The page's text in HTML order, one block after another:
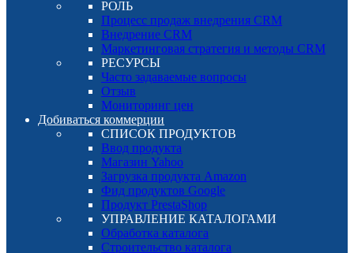
РОЛЬ
Процесс продаж внедрения CRM
Внедрение CRM
Маркетинговая стратегия и методы CRM
РЕСУРСЫ
Часто задаваемые вопросы
Отзыв
Мониторинг цен
Добиваться коммерции
СПИСОК ПРОДУКТОВ
Ввод продукта
Магазин Yahoo
Загрузка продукта Amazon
Фид продуктов Google
Продукт PrestaShop
УПРАВЛЕНИЕ КАТАЛОГАМИ
Обработка каталога
Строительство каталога